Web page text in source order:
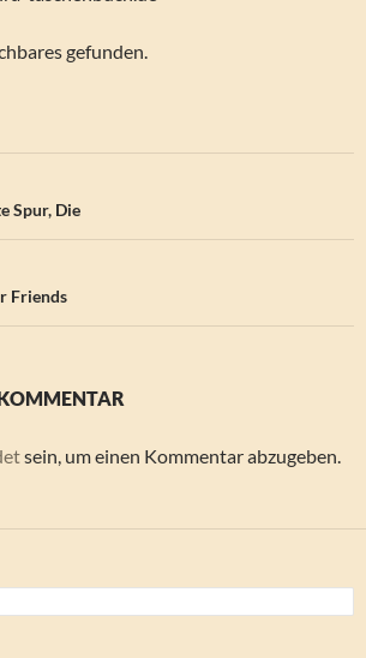
gefunden.
Spur, Die
Friends
sein, um einen Kommentar abzugeben.